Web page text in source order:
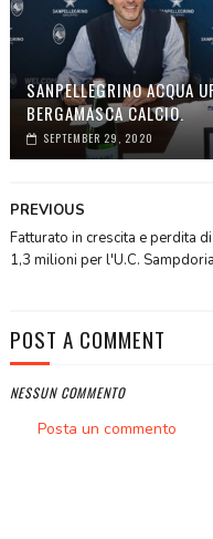
SANPELLEGRINO ACQUA
BERGAMASCA CALCIO.
SEPTEMBER 29, 2020
PREVIOUS
Fatturato in crescita e perdita di
1,3 milioni per l'U.C.
POST A COMMENT
NESSUN COMMENTO
Posta un commento